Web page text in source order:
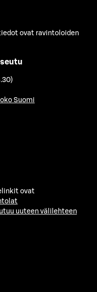
ovat ravintoloiden
Suomi
ovat
uuteen välilehteen